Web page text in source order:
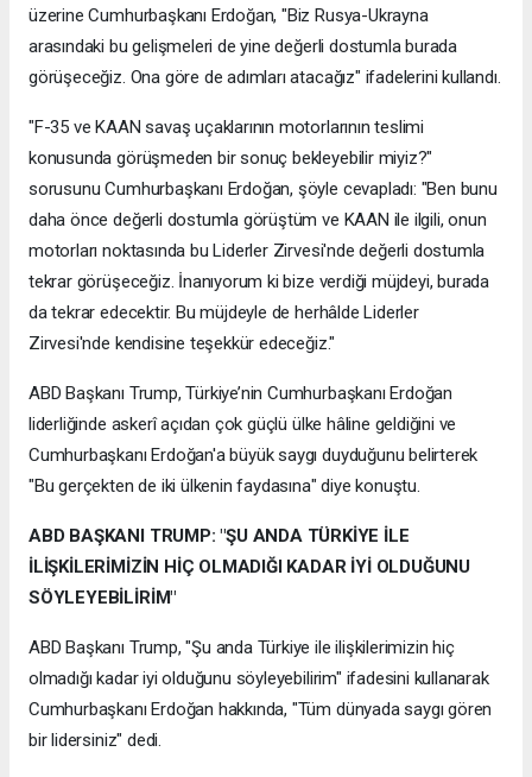
üzerine Cumhurbaşkanı Erdoğan, "Biz Rusya-Ukrayna
arasındaki bu gelişmeleri de yine değerli dostumla burada
görüşeceğiz. Ona göre de adımları atacağız" ifadelerini kullandı.
"F-35 ve KAAN savaş uçaklarının motorlarının teslimi
konusunda görüşmeden bir sonuç bekleyebilir miyiz?"
sorusunu Cumhurbaşkanı Erdoğan, şöyle cevapladı: "Ben bunu
daha önce değerli dostumla görüştüm ve KAAN ile ilgili, onun
motorları noktasında bu Liderler Zirvesi'nde değerli dostumla
tekrar görüşeceğiz. İnanıyorum ki bize verdiği müjdeyi, burada
da tekrar edecektir. Bu müjdeyle de herhâlde Liderler
Zirvesi'nde kendisine teşekkür edeceğiz."
ABD Başkanı Trump, Türkiye’nin Cumhurbaşkanı Erdoğan
liderliğinde askerî açıdan çok güçlü ülke hâline geldiğini ve
Cumhurbaşkanı Erdoğan'a büyük saygı duyduğunu belirterek
"Bu gerçekten de iki ülkenin faydasına" diye konuştu.
ABD BAŞKANI TRUMP: "ŞU ANDA TÜRKİYE İLE
İLİŞKİLERİMİZİN HİÇ OLMADIĞI KADAR İYİ OLDUĞUNU
SÖYLEYEBİLİRİM"
ABD Başkanı Trump, "Şu anda Türkiye ile ilişkilerimizin hiç
olmadığı kadar iyi olduğunu söyleyebilirim" ifadesini kullanarak
Cumhurbaşkanı Erdoğan hakkında, "Tüm dünyada saygı gören
bir lidersiniz" dedi.